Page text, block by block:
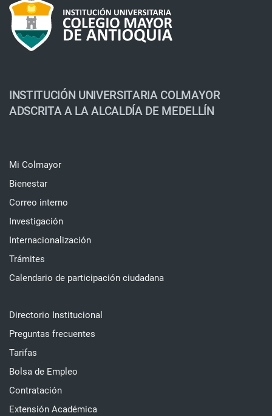
INSTITUCIÓN UNIVERSITARIA COLMAYOR
ADSCRITA A LA ALCALDÍA DE MEDELLÍN
Mi Colmayor
Bienestar
Correo interno
Investigación
Internacionalización
Trámites
Calendario de participación ciudadana
Directorio Institucional
Preguntas frecuentes
Tarifas
Bolsa de Empleo
Contratación
Extensión Académica